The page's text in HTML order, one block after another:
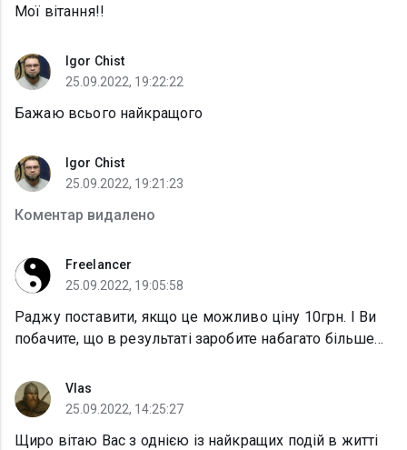
Мої вітання!!
Igor Chist
25.09.2022, 19:22:22
Бажаю всього найкращого
Igor Chist
25.09.2022, 19:21:23
Коментар видалено
Freelancer
25.09.2022, 19:05:58
Раджу поставити, якщо це можливо ціну 10грн. І Ви
побачите, що в результаті заробите набагато більше...
Vlas
25.09.2022, 14:25:27
Щиро вітаю Вас з однією із найкращих подій в житті